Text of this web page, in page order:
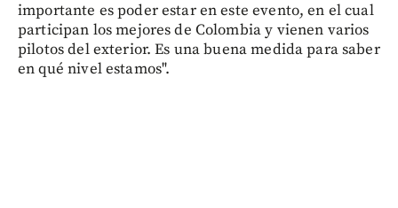
importante es poder estar en este evento, en el cual
participan los mejores de Colombia y vienen varios
pilotos del exterior. Es una buena medida para saber
en qué nivel estamos".